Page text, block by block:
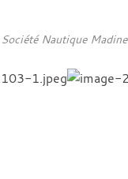
Société Nautique Madine